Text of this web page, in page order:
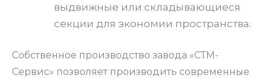
выдвижные или складывающиеся
секции для экономии пространства.
Собственное производство завода «СТМ-
Сервис» позволяет производить современные